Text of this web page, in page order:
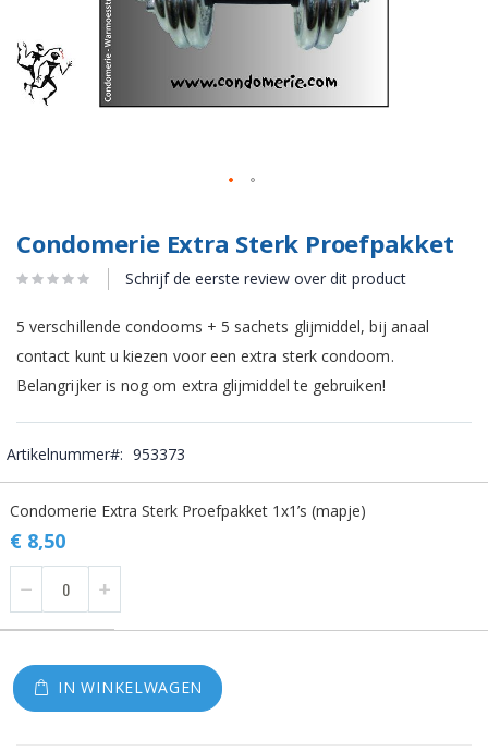
Condomerie Extra Sterk Proefpakket
Schrijf de eerste review over dit product
5 verschillende condooms + 5 sachets glijmiddel, bij anaal
contact kunt u kiezen voor een extra sterk condoom.
Belangrijker is nog om extra glijmiddel te gebruiken!
Artikelnummer 953373
productitems
Condomerie Extra Sterk Proefpakket 1x1’s (mapje)
€ 8,50
IN WINKELWAGEN